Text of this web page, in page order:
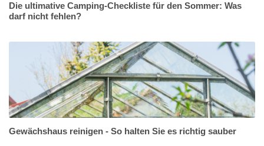
Die ultimative Camping-Checkliste für den Sommer: Was
darf nicht fehlen?
Gewächshaus reinigen - So halten Sie es richtig sauber